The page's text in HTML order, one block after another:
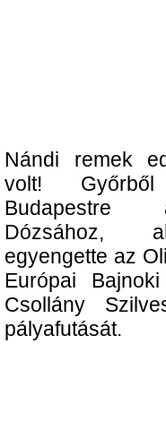
Nándi remek
volt!
Dózsához,
egyengette az
Európai
Csollány
pályafutását.